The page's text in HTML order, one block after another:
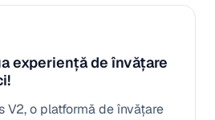
experiență de învățare
V2, o platformă de învățare